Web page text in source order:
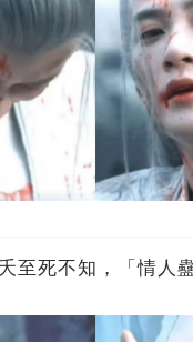
至死不知，「情人